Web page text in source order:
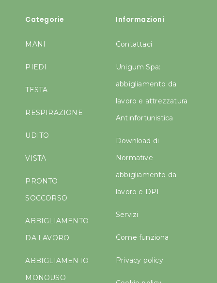
Categorie
MANI
PIEDI
TESTA
RESPIRAZIONE
UDITO
VISTA
PRONTO
SOCCORSO
ABBIGLIAMENTO
DA LAVORO
ABBIGLIAMENTO
MONOUSO
Informazioni
Contattaci
Unigum Spa:
abbigliamento da
lavoro e attrezzatura
Antinfortunistica
Download di
Normative
abbigliamento da
lavoro e DPI
Servizi
Come funziona
Privacy policy